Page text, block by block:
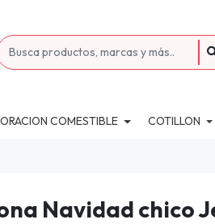
COMESTIBLE COTILLON
Navidad chico